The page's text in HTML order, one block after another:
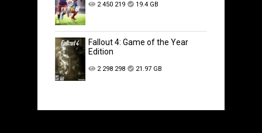
2 450 219 19.4 GB
Fallout 4: Game of the Year
Edition
2 298 298 21.97 GB